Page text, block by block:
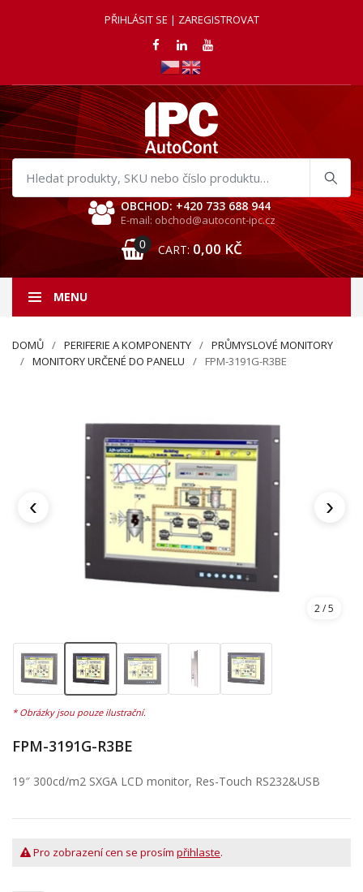
PŘIHLÁSIT SE | ZAREGISTROVAT
Hledat
produkty
OBCHOD: +420 733 688 944
E-mail: obchod@autocont-ipc.cz
0 CART: 0,00 KČ
MENU
DOMŮ PERIFERIE A KOMPONENTY
PRŮMYSLOVÉ MONITORY
MONITORY URČENÉ DO PANELU
FPM-3191G-R3BE
‹ ›
2/ 5
FPM-3191G-R3BE
19″ 300cd/m2 SXGA LCD monitor, Res-Touch RS232&USB
Pro zobrazení cen se prosím přihlaste.